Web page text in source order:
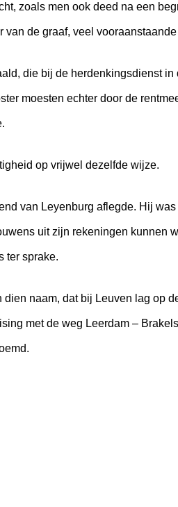
zoals men ook deed na een
de graaf, veel
die bij de herdenkingsdienst
moesten echter door de
op vrijwel dezelfde wijze.
van Leyenburg aflegde. Hij
uit zijn rekeningen kunnen
ter sprake.
naam, dat bij Leuven lag op
met de weg Leerdam –